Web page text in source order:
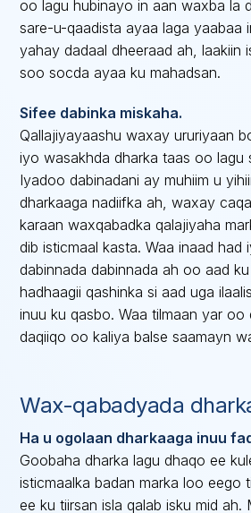
oo lagu hubinayo in aan waxba la
sare-u-qaadista ayaa laga yaabaa
yahay dadaal dheeraad ah, laakiin
soo socda ayaa ku mahadsan.
Sifee dabinka miskaha.
Qallajiyayaashu waxay ururiyaan
iyo wasakhda dharka taas oo lagu
Iyadoo dabinadani ay muhiim u
dharkaaga nadiifka ah, waxay
karaan waxqabadka qalajiyaha
dib isticmaal kasta. Waa inaad had
dabinnada dabinnada ah oo aad
hadhaagii qashinka si aad uga
inuu ku qasbo. Waa tilmaan yar
daqiiqo oo kaliya balse saamayn
Wax-qabadyada
Ha u ogolaan dharkaaga inuu
Goobaha dharka lagu dhaqo ee
isticmaalka badan marka loo eego
ee ku tiirsan isla qalab isku mid ah.